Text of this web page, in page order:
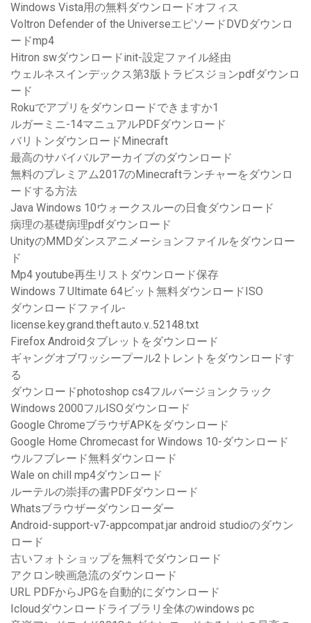
Windows Vista用の無料ダウンロードオフィス
Voltron Defender of the UniverseエピソードDVDダウンロ
ードmp4
Hitron swダウンロードinit-設定ファイル経由
ウェルネスインデックス第3版トラビスジョンpdfダウンロ
ード
Rokuでアプリをダウンロードできますか1
ルガーミニ-14マニュアルPDFダウンロード
バリトンダウンロードMinecraft
最高のサバイバルアーカイブのダウンロード
無料のプレミアム2017のMinecraftランチャーをダウンロ
ードする方法
Java Windows 10ウォークスルーの日食ダウンロード
病理の基礎病理pdfダウンロード
UnityのMMDダンスアニメーションファイルをダウンロー
ド
Mp4 youtube再生リストダウンロード保存
Windows 7 Ultimate 64ビット無料ダウンロードISO
ダウンロードファイル-
license.key.grand.theft.auto.v..52148.txt
Firefox Androidタブレットをダウンロード
ギャングオブワッシープール2トレントをダウンロードす
る
ダウンロードphotoshop cs4フルバージョンクラック
Windows 2000フルISOダウンロード
Google ChromeブラウザAPKをダウンロード
Google Home Chromecast for Windows 10-ダウンロード
ウルフブレード無料ダウンロード
Wale on chill mp4ダウンロード
ルーテルの崇拝の書PDFダウンロード
Whatsブラウザーダウンローダー
Android-support-v7-appcompat.jar android studioのダウン
ロード
古いフォトショップを無料でダウンロード
アクロン映画急流のダウンロード
URL PDFからJPGを自動的にダウンロード
Icloudダウンロードライブラリ全体のwindows pc